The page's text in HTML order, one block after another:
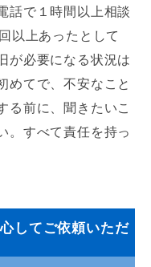
話で１時間以上相談
以上あったとして
が必要になる状況は
めてで、不安なこと
る前に、聞きたいこ
。すべて責任を持っ
してご依頼いただ